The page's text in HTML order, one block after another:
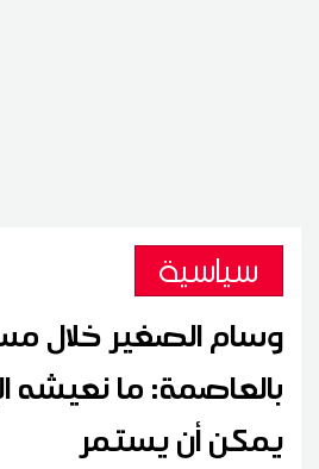
سياسية
وسام الصغير خلال
بالعاصمة: ما نعيشه
يمكن أن يستمر